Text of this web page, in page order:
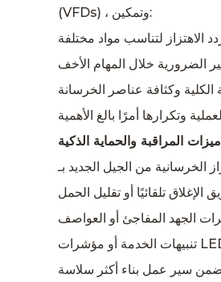
(VFDs) ، وتمكين:
ميزات المراقبة والحماية الذكية